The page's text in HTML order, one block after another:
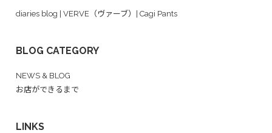
diaries blog | VERVE（ヴァーブ）| Cagi Pants
BLOG CATEGORY
NEWS & BLOG
お店ができるまで
LINKS